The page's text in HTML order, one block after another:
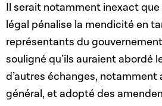
Il serait notamment inexact que
légal pénalise la mendicité en
représentants du
souligné qu’ils auraient abordé
d’autres échanges, notamment
général, et adopté des